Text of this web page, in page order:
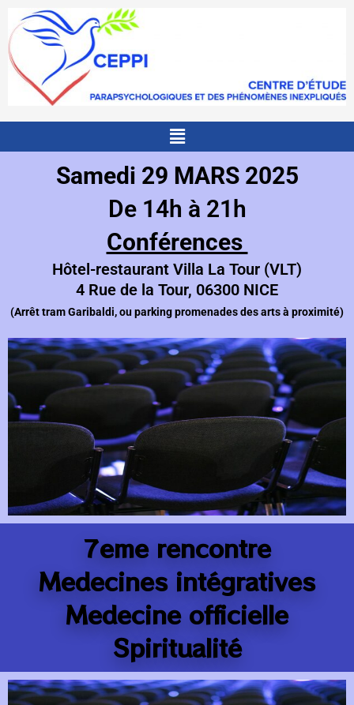
contenu
Menu
Samedi 29 MARS 2025
De 14h à 21h
Conférences
Hôtel-restaurant Villa La Tour (VLT)
4 Rue de la Tour, 06300 NICE
(Arrêt tram Garibaldi, ou parking promenades des arts à proximité)
7eme rencontre
Medecines intégratives
Medecine officielle
Spiritualité